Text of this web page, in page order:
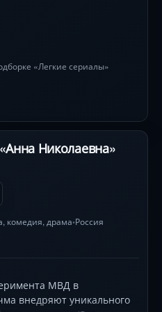
«Легкие сериалы»
Николаевна»
, комедия, драма•Россия
МВД в
внедряют уникального